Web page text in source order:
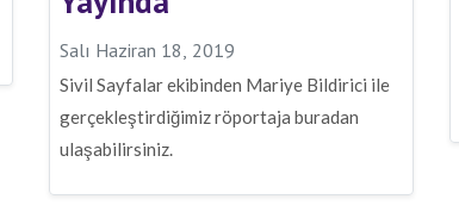
Salı Haziran 18, 2019
Sivil Sayfalar ekibinden Mariye Bildirici ile
gerçekleştirdiğimiz röportaja buradan
ulaşabilirsiniz.